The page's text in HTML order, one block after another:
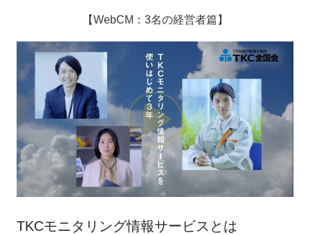
【WebCM：3名の経営者篇】
TKCモニタリング情報サービスとは